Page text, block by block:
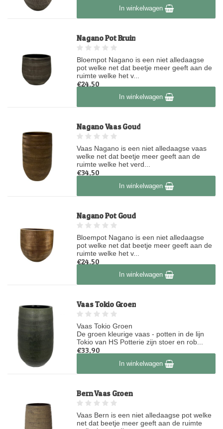
Op voorraadIn winkelwagen
Nagano Pot Bruin
Bloempot Nagano is een niet alledaagse
pot welke net dat beetje meer geeft aan de
ruimte welke het v...
€24,50
Op voorraadIn winkelwagen
Nagano Vaas Goud
Vaas Nagano is een niet alledaagse vaas
welke net dat beetje meer geeft aan de
ruimte welke het verd...
€34,50
Op voorraadIn winkelwagen
Nagano Pot Goud
Bloempot Nagano is een niet alledaagse
pot welke net dat beetje meer geeft aan de
ruimte welke het v...
€24,50
Op voorraadIn winkelwagen
Vaas Tokio Groen
Vaas Tokio Groen
De groen kleurige vaas - potten in de lijn
Tokio van HS Potterie zijn stoer en rob...
€33,90
Op voorraadIn winkelwagen
Bern Vaas Groen
Vaas Bern is een niet alledaagse pot welke
net dat beetje meer geeft aan de ruimte